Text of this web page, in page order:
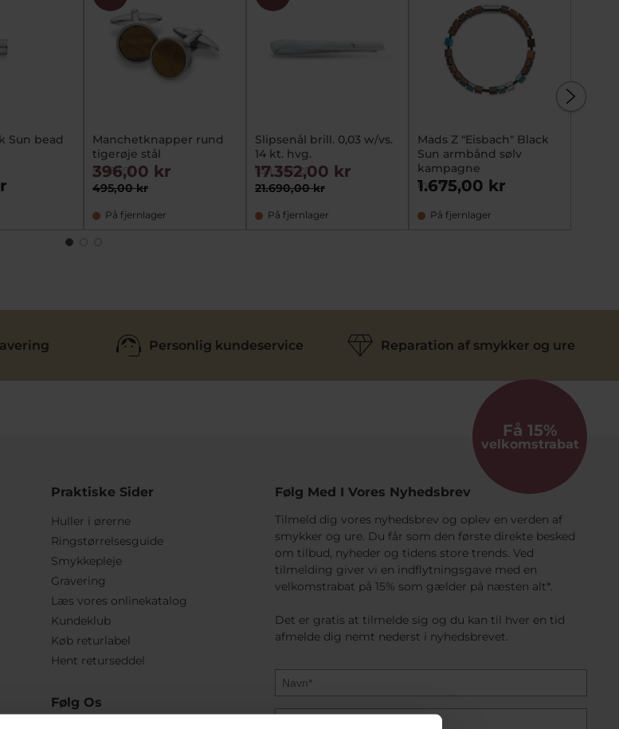
Sun bead
Manchetknapper rund
tigerøje stål
sc821691
495,00 kr
396,00 kr
På fjernlager
Slipsenål brill. 0,03 w/vs.
14 kt. hvg.
938-003-20
21.690,00 kr
17.352,00 kr
På fjernlager
Mads Z "Eisbach" Black
Sun armbånd sølv
kampagne
mz5159031
1.675,00 kr
På fjernlager
Personlig kundeservice Reparation af smykker og ure
Praktiske Sider
Huller i ørerne
Ringstørrelsesguide
Smykkepleje
Gravering
Læs vores onlinekatalog
Kundeklub
Køb returlabel
Hent returseddel
Følg Os
Få 15%
velkomstrabat
Følg Med I Vores Nyhedsbrev
Tilmeld dig vores nyhedsbrev og oplev en verden af
smykker og ure. Du får som den første direkte besked
om tilbud, nyheder og tidens store trends. Ved
tilmelding giver vi en indflytningsgave med en
velkomstrabat på 15% som gælder på næsten alt*.
Det er gratis at tilmelde sig og du kan til hver en tid
afmelde dig nemt nederst i nyhedsbrevet.